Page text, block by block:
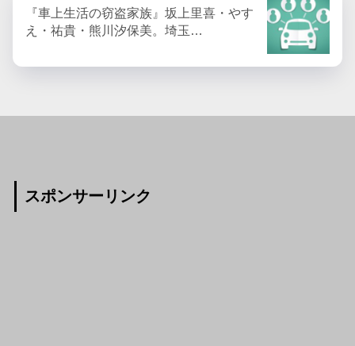
『車上生活の窃盗家族』坂上里喜・やす
え・祐貴・熊川汐保美。埼玉…
スポンサーリンク